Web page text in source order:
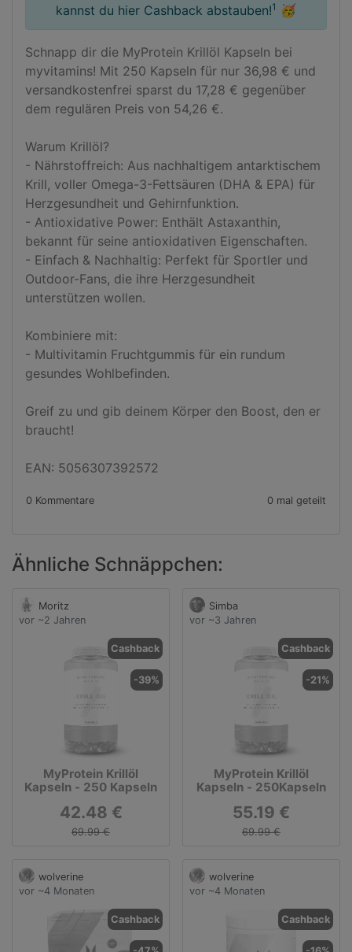
kannst du hier Cashback abstauben!1 🥳
Schnapp dir die MyProtein Krillöl Kapseln bei
myvitamins! Mit 250 Kapseln für nur 36,98 € und
versandkostenfrei sparst du 17,28 € gegenüber
dem regulären Preis von 54,26 €.
Warum Krillöl?
- Nährstoffreich: Aus nachhaltigem antarktischem
Krill, voller Omega-3-Fettsäuren (DHA & EPA) für
Herzgesundheit und Gehirnfunktion.
- Antioxidative Power: Enthält Astaxanthin,
bekannt für seine antioxidativen Eigenschaften.
- Einfach & Nachhaltig: Perfekt für Sportler und
Outdoor-Fans, die ihre Herzgesundheit
unterstützen wollen.
Kombiniere mit:
- Multivitamin Fruchtgummis für ein rundum
gesundes Wohlbefinden.
Greif zu und gib deinem Körper den Boost, den er
braucht!
EAN: 5056307392572
0 Kommentare 0 mal geteilt
Ähnliche Schnäppchen:
Moritz
vor ~2 Jahren
Cashback
-39%
MyProtein Krillöl
Kapseln - 250 Kapseln
42.48 €
69.99 €
Simba
vor ~3 Jahren
Cashback
-21%
MyProtein Krillöl
Kapseln - 250Kapseln
55.19 €
69.99 €
wolverine
vor ~4 Monaten
Cashback
wolverine
vor ~4 Monaten
Cashback